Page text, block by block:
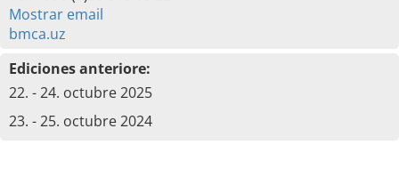
Mostrar email
bmca.uz
Ediciones anteriore:
22. - 24. octubre 2025
23. - 25. octubre 2024